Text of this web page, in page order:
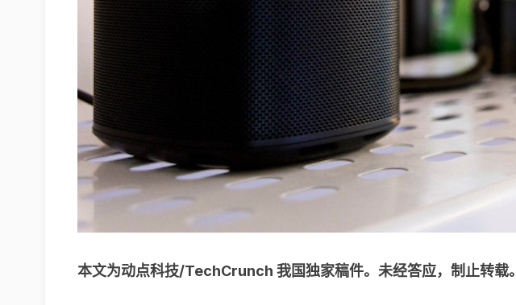
本文为动点科技/TechCrunch 我国独家稿件。未经答应，制止转载。